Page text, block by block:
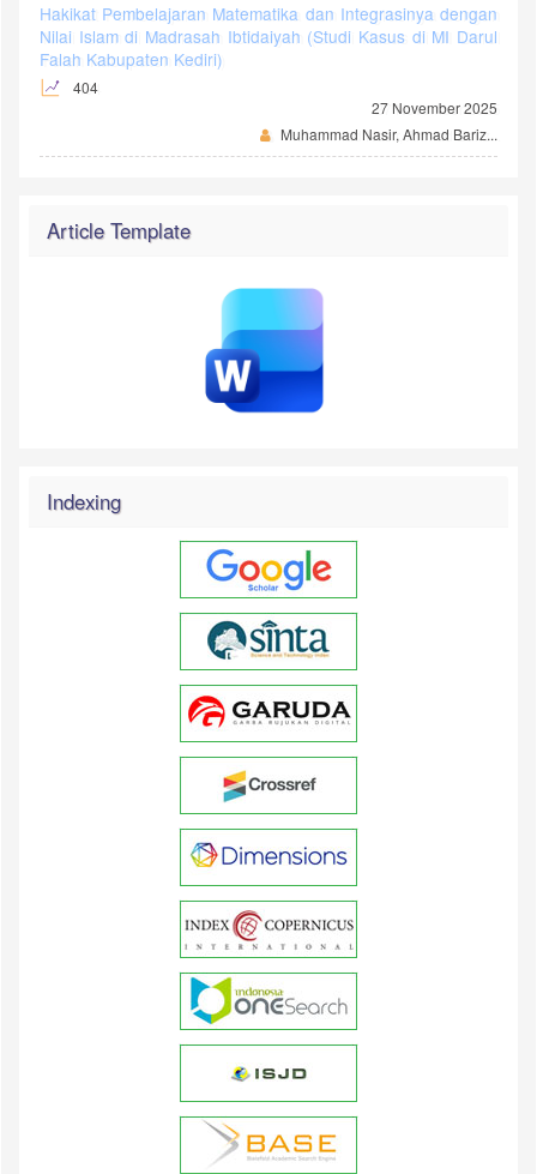
Hakikat Pembelajaran Matematika dan Integrasinya dengan
Nilai Islam di Madrasah Ibtidaiyah (Studi Kasus di MI Darul
Falah Kabupaten Kediri)
404
27 November 2025
Muhammad Nasir, Ahmad Bariz...
Article Template
Indexing